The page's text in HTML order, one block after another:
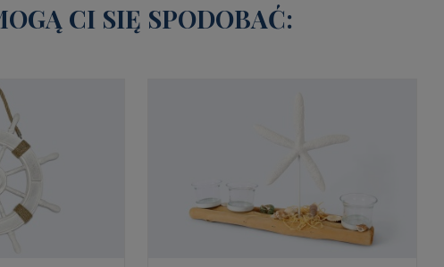
CI SIĘ SPODOBAĆ: